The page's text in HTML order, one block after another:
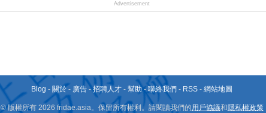
Advertisement
Blog - 關於 - 廣告 -招聘人才 - 幫助- 聯絡我們 - RSS - 網站地圖
© 版權所有 2026 fridae.asia。保留所有權利。請閱讀我們的用戶協議和隱私權政策